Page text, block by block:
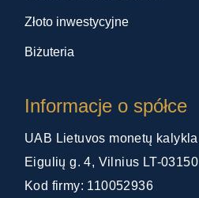
Złoto inwestycyjne
Biżuteria
Informacje o spółce
UAB Lietuvos monetų kalykla
Eigulių g. 4, Vilnius LT-03150
Kod firmy: 110052936